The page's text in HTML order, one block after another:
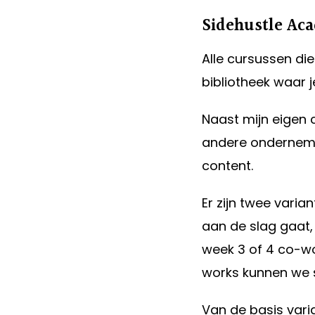
Sidehustle
Alle cursussen
bibliotheek waar
Naast mijn eigen
andere
content.
Er zijn twee
aan de slag
week 3 of 4 co-
works kunnen
Van de basis